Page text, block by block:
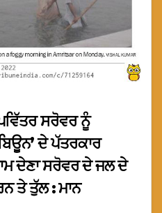
ਸਰੋਵਰ ਨੂੰ
ਦੇ ਪੱਤਰਕਾਰ
ਦੇਣਾ ਸਰੋਵਰ ਦੇ ਜਲ ਦੇ
ਤੇ ਤੁੱਲ : ਮਾਨ